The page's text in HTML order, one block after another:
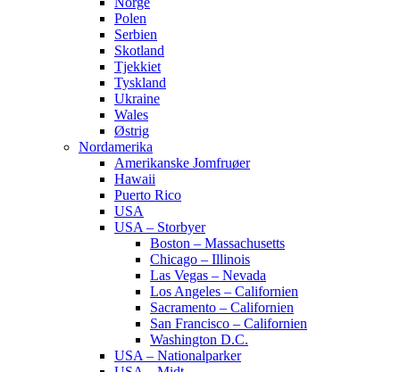
Polen
Serbien
Skotland
Tjekkiet
Tyskland
Ukraine
Wales
Østrig
Nordamerika
Amerikanske Jomfruøer
Hawaii
Puerto Rico
USA
USA – Storbyer
Boston – Massachusetts
Chicago – Illinois
Las Vegas – Nevada
Los Angeles – Californien
Sacramento – Californien
San Francisco – Californien
Washington D.C.
USA – Nationalparker